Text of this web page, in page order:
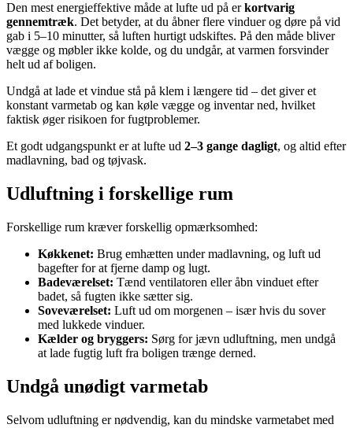
Den mest energieffektive måde at lufte ud på erkortvarig
gennemtræk. Det betyder, at du åbner flere vinduer og døre på vid
gab i 5–10 minutter, så luften hurtigt udskiftes. På den måde bliver
vægge og møbler ikke kolde, og du undgår, at varmen forsvinder
helt ud af boligen.
Undgå at lade et vindue stå på klem i længere tid – det giver et
konstant varmetab og kan køle vægge og inventar ned, hvilket
faktisk øger risikoen for fugtproblemer.
Et godt udgangspunkt er at lufte ud 2–3 gange dagligt, og altid efter
madlavning, bad og tøjvask.
Udluftning i forskellige rum
Forskellige rum kræver forskellig opmærksomhed:
Køkkenet: Brug emhætten under madlavning, og luft ud
bagefter for at fjerne damp og lugt.
Badeværelset: Tænd ventilatoren eller åbn vinduet efter
badet, så fugten ikke sætter sig.
Soveværelset: Luft ud om morgenen – især hvis du sover
med lukkede vinduer.
Kælder og bryggers: Sørg for jævn udluftning, men undgå
at lade fugtig luft fra boligen trænge derned.
Undgå unødigt varmetab
Selvom udluftning er nødvendig, kan du mindske varmetabet med